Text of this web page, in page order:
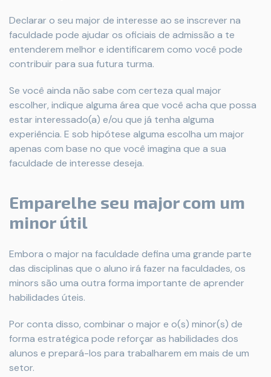
Declarar o seu major de interesse ao se inscrever na
faculdade pode ajudar os oficiais de admissão a te
entenderem melhor e identificarem como você pode
contribuir para sua futura turma.
Se você ainda não sabe com certeza qual major
escolher, indique alguma área que você acha que possa
estar interessado(a) e/ou que já tenha alguma
experiência. E sob hipótese alguma escolha um major
apenas com base no que você imagina que a sua
faculdade de interesse deseja.
Emparelhe seu major com um
minor útil
Embora o major na faculdade defina uma grande parte
das disciplinas que o aluno irá fazer na faculdades, os
minors são uma outra forma importante de aprender
habilidades úteis.
Por conta disso, combinar o major e o(s) minor(s) de
forma estratégica pode reforçar as habilidades dos
alunos e prepará-los para trabalharem em mais de um
setor.